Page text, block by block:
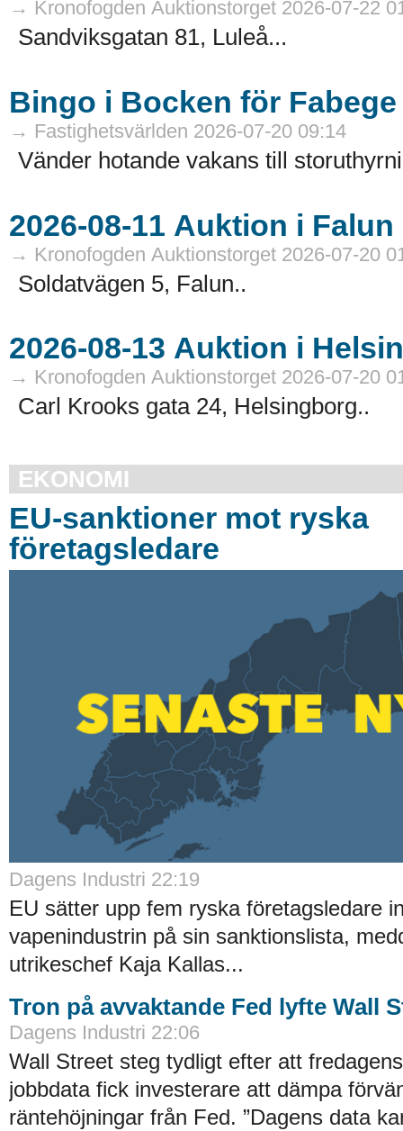
→ Kronofogden Auktionstorget 2026-07-22
Sandviksgatan 81, Luleå...
Bingo i Bocken för Fabege
→ Fastighetsvärlden 2026-07-20 09:14
Vänder hotande vakans till
→ Kronofogden Auktionstorget 2026-07-20
Soldatvägen 5, Falun..
→ Kronofogden Auktionstorget 2026-07-20
Carl Krooks gata 24, Helsingborg..
EKONOMI
EU-sanktioner mot ryska
företagsledare
Dagens Industri 22:19
EU sätter upp fem ryska företagsledare
vapenindustrin på sin sanktionslista,
utrikeschef Kaja Kallas...
Tron på avvaktande Fed lyfte Wall
Dagens Industri 22:06
Wall Street steg tydligt efter att
jobbdata fick investerare att dämpa
räntehöjningar från Fed. ”Dagens data